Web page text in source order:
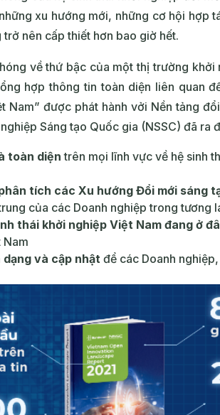
xu hướng mới, những cơ hội hợp
nên cấp thiết hơn bao giờ hết.
về thứ bậc của một thị trường khởi
hợp thông tin toàn diện liên quan
Nam” được phát hành vởi Nền tảng
Sáng tạo Quốc gia (NSSC) đã ra
toàn diện trên mọi lĩnh vực về hệ sinh
tích các Xu hướng Đổi mới sáng
của các Doanh nghiệp trong tương
thái khởi nghiệp Việt Nam đang ở
Nam
và cập nhậtđể các Doanh